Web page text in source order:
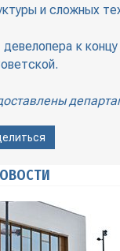
и сложных
девелопера к